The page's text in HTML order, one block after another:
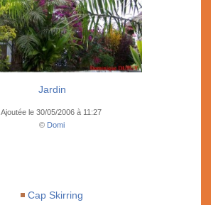
Jardin
Ajoutée le 30/05/2006 à 11:27
© Domi
Cap Skirring